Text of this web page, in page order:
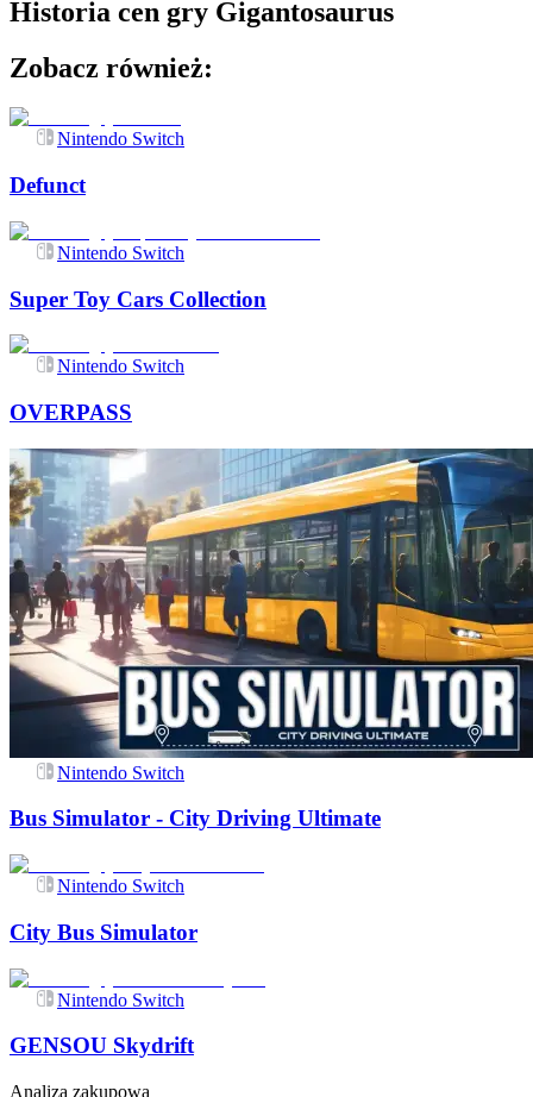
Historia cen gry Gigantosaurus
Zobacz również:
Nintendo Switch
Defunct
Nintendo Switch
Super Toy Cars Collection
Nintendo Switch
OVERPASS
Nintendo Switch
Bus Simulator - City Driving Ultimate
Nintendo Switch
City Bus Simulator
Nintendo Switch
GENSOU Skydrift
Analiza zakupowa